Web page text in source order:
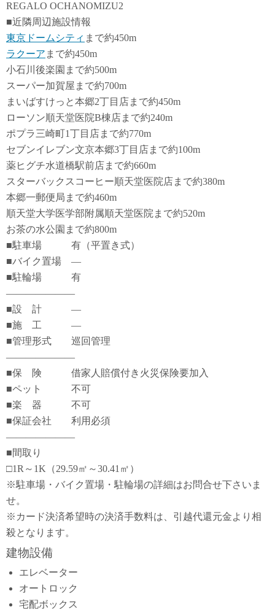
REGALO OCHANOMIZU2
■近隣周辺施設情報
東京ドームシティ まで約450m
ラクーア まで約450m
小石川後楽園まで約500m
スーパー加賀屋まで約700m
まいばすけっと本郷2丁目店まで約450m
ローソン順天堂医院B棟店まで約240m
ポプラ三崎町1丁目店まで約770m
セブンイレブン文京本郷3丁目店まで約100m
薬ヒグチ水道橋駅前店まで約660m
スターバックスコーヒー順天堂医院店まで約380m
本郷一郵便局まで約460m
順天堂大学医学部附属順天堂医院まで約520m
お茶の水公園まで約800m
■駐車場 有（平置き式）
■バイク置場 ―
■駐輪場 有
―――――――
■設 計 ―
■施 工 ―
■管理形式 巡回管理
―――――――
■保 険 借家人賠償付き火災保険要加入
■ペット 不可
■楽 器 不可
■保証会社 利用必須
―――――――
■間取り
□1R～1K（29.59㎡～30.41㎡）
※駐車場・バイク置場・駐輪場の詳細はお問合せ下さいま
せ。
※カード決済希望時の決済手数料は、引越代還元金より相
殺となります。
建物設備
エレベーター
オートロック
宅配ボックス